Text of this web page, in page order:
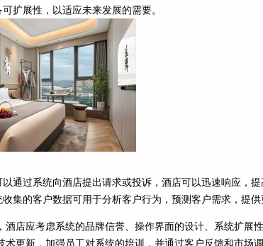
可扩展性，以适应未来发展的需要。
以通过系统向酒店提出请求或投诉，酒店可以迅速响应，提
集的客户数据可用于分析客户行为，预测客户需求，提供
酒店应考虑系统的品牌信誉、操作界面的设计、系统扩展
更新，加强员工对系统的培训，并通过客户反馈和市场